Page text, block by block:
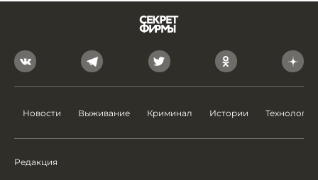
Новости Выживание Криминал Истории Технологии
Редакция